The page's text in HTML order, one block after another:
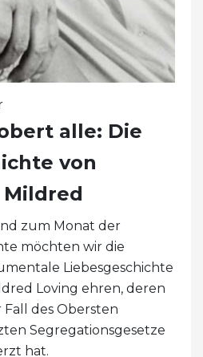
alle: Die
von
zum Monat der
möchten wir die
Liebesgeschichte
Loving ehren, deren
des Obersten
Segregationsgesetze
hat.